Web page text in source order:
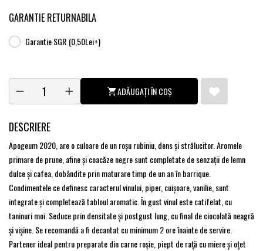
GARANTIE RETURNABILA
Garantie SGR (0,50Lei+)
ADĂUGAȚI ÎN COȘ
DESCRIERE
Apogeum 2020, are o culoare de un roșu rubiniu, dens și strălucitor. Aromele
primare de prune, afine și coacăze negre sunt completate de senzații de lemn
dulce și cafea, dobândite prin maturare timp de un an în barrique.
Condimentele ce definesc caracterul vinului, piper, cuișoare, vanilie, sunt
integrate și completează tabloul aromatic. În gust vinul este catifelat, cu
taninuri moi. Seduce prin densitate și postgust lung, cu final de ciocolată neagră
și vișine. Se recomandă a fi decantat cu minimum 2 ore înainte de servire.
Partener ideal pentru preparate din carne roșie, piept de rață cu miere și oțet